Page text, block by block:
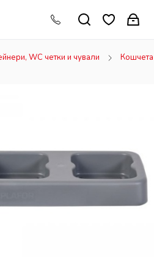
WC четки и чували Кошчета